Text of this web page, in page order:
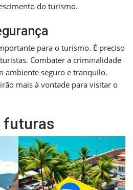
do turismo.
para o turismo. É preciso
Combater a criminalidade
ambiente seguro e tranquilo.
mais à vontade para visitar o
futuras